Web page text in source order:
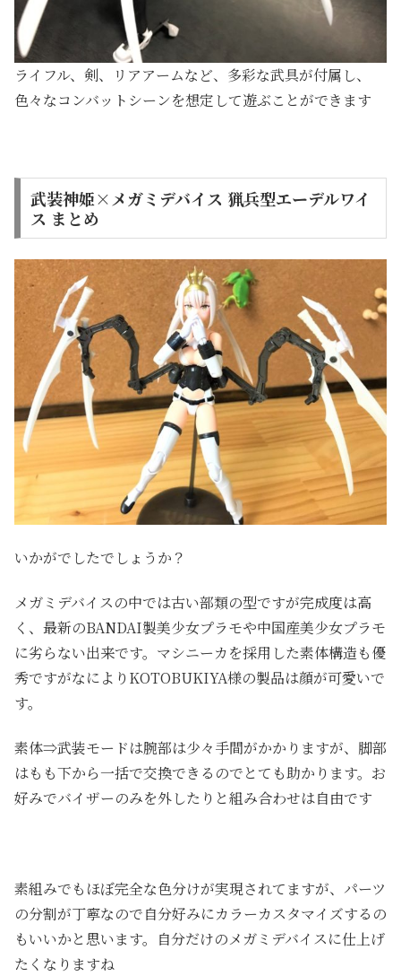
ライフル、剣、リアアームなど、多彩な武具が付属し、
色々なコンバットシーンを想定して遊ぶことができます
武装神姫×メガミデバイス 猟兵型エーデルワイ
ス まとめ
いかがでしたでしょうか？
メガミデバイスの中では古い部類の型ですが完成度は高
く、最新のBANDAI製美少女プラモや中国産美少女プラモ
に劣らない出来です。マシニーカを採用した素体構造も優
秀ですがなによりKOTOBUKIYA様の製品は顔が可愛いで
す。
素体⇒武装モードは腕部は少々手間がかかりますが、脚部
はもも下から一括で交換できるのでとても助かります。お
好みでバイザーのみを外したりと組み合わせは自由です
素組みでもほぼ完全な色分けが実現されてますが、パーツ
の分割が丁寧なので自分好みにカラーカスタマイズするの
もいいかと思います。自分だけのメガミデバイスに仕上げ
たくなりますね